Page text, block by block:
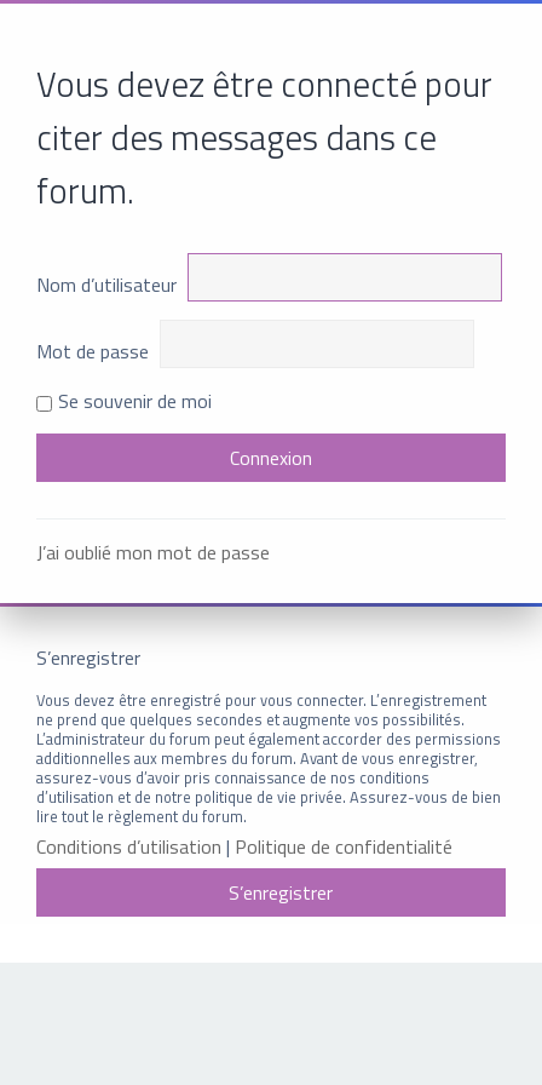
Vous devez être connecté pour
citer des messages dans ce
forum.
Nom d’utilisateur
Mot de passe
Se souvenir de moi
J’ai oublié mon mot de passe
S’enregistrer
Vous devez être enregistré pour vous connecter. L’enregistrement
ne prend que quelques secondes et augmente vos possibilités.
L’administrateur du forum peut également accorder des permissions
additionnelles aux membres du forum. Avant de vous enregistrer,
assurez-vous d’avoir pris connaissance de nos conditions
d’utilisation et de notre politique de vie privée. Assurez-vous de bien
lire tout le règlement du forum.
Conditions d’utilisation | Politique de confidentialité
S’enregistrer